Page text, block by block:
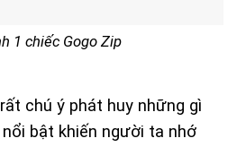
1 chiếc Gogo Zip
chú ý phát huy những gì
bật khiến người ta nhớ